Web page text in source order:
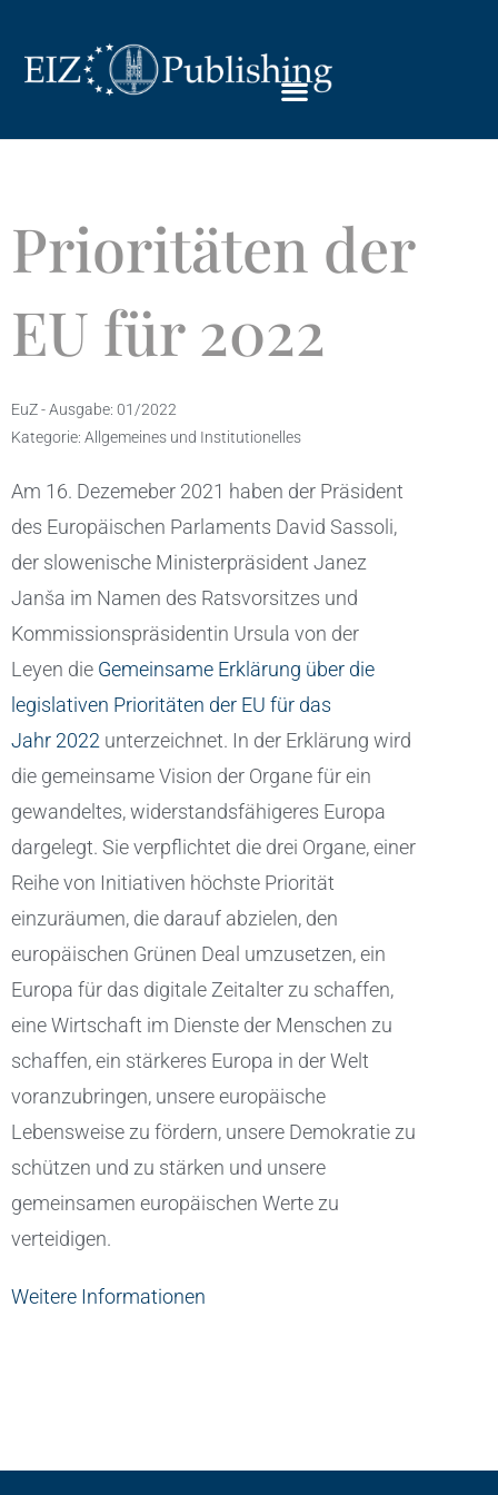
Prioritäten der
EU für 2022
EuZ - Ausgabe: 01/2022
Kategorie: Allgemeines und Institutionelles
Am 16. Dezemeber 2021 haben der Präsident
des Europäischen Parlaments David Sassoli,
der slowenische Ministerpräsident Janez
Janša im Namen des Ratsvorsitzes und
Kommissionspräsidentin Ursula von der
Leyen die Gemeinsame Erklärung über die
legislativen Prioritäten der EU für das
Jahr 2022 unterzeichnet. In der Erklärung wird
die gemeinsame Vision der Organe für ein
gewandeltes, widerstandsfähigeres Europa
dargelegt. Sie verpflichtet die drei Organe, einer
Reihe von Initiativen höchste Priorität
einzuräumen, die darauf abzielen, den
europäischen Grünen Deal umzusetzen, ein
Europa für das digitale Zeitalter zu schaffen,
eine Wirtschaft im Dienste der Menschen zu
schaffen, ein stärkeres Europa in der Welt
voranzubringen, unsere europäische
Lebensweise zu fördern, unsere Demokratie zu
schützen und zu stärken und unsere
gemeinsamen europäischen Werte zu
verteidigen.
Weitere Informationen